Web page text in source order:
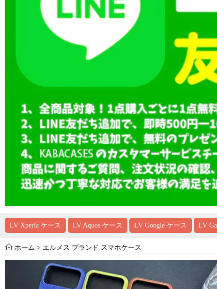
LV Xperia ケース LV Aquos ケース LV Google ケース LV
ホーム > エルメス ブランド スマホケース